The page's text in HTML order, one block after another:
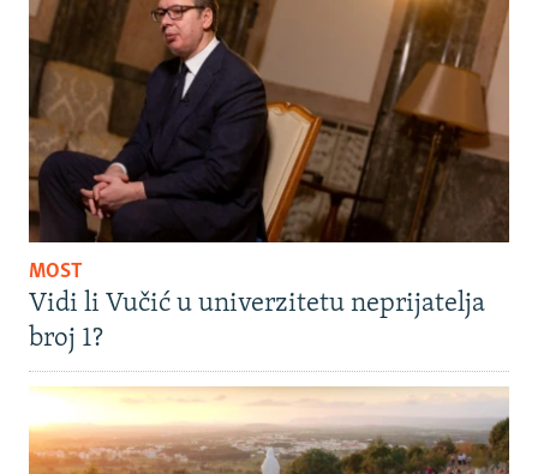
MOST
Vidi li Vučić u univerzitetu neprijatelja
broj 1?